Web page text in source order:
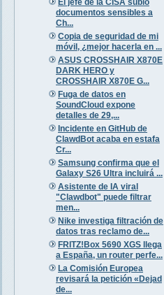
documentos sensibles a
Ch...
Copia de seguridad de mi
móvil, ¿mejor hacerla en ...
ASUS CROSSHAIR X870E
DARK HERO y
CROSSHAIR X870E G...
Fuga de datos en
SoundCloud expone
detalles de 29,...
Incidente en GitHub de
ClawdBot acaba en estafa
Cr...
Samsung confirma que el
Galaxy S26 Ultra incluirá ...
Asistente de IA viral
"Clawdbot" puede filtrar
men...
Nike investiga filtración de
datos tras reclamo de...
FRITZ!Box 5690 XGS llega
a España, un router perfe...
La Comisión Europea
revisará la petición «Dejad
de...